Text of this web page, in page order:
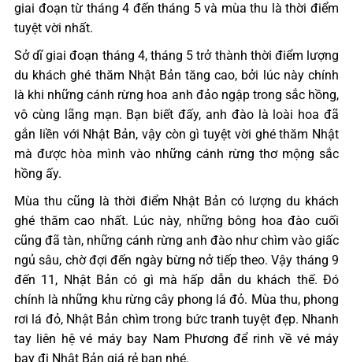
giai đoạn từ tháng 4 đến tháng 5 và mùa thu là thời điểm
tuyệt vời nhất.
Sở dĩ giai đoạn tháng 4, tháng 5 trở thành thời điểm lượng
du khách ghé thăm Nhật Bản tăng cao, bởi lúc này chính
là khi những cánh rừng hoa anh đảo ngập trong sắc hồng,
vô cùng lãng mạn. Bạn biết đấy, anh đào là loài hoa đã
gắn liền với Nhật Bản, vậy còn gì tuyệt vời ghé thăm Nhật
mà được hòa mình vào những cánh rừng thơ mộng sắc
hồng ấy.
Mùa thu cũng là thời điểm Nhật Bản có lượng du khách
ghé thăm cao nhất. Lúc này, những bông hoa đào cuối
cũng đã tàn, những cánh rừng anh đào như chìm vào giấc
ngủ sâu, chờ đợi đến ngày bừng nở tiếp theo. Vậy tháng 9
đến 11, Nhật Bản có gì mà hấp dẫn du khách thế. Đó
chính là những khu rừng cây phong lá đỏ. Mùa thu, phong
rơi lá đỏ, Nhật Bản chìm trong bức tranh tuyệt đẹp. Nhanh
tay liên hệ vé máy bay Nam Phương để rinh về vé máy
bay đi Nhật Bản giá rẻ bạn nhé.